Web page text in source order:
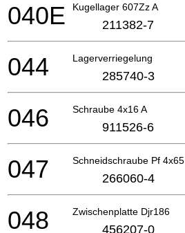
Kugellager 607Zz A
040E 211382-7
Lagerverriegelung
044 285740-3
Schraube 4x16 A
046 911526-6
Schneidschraube Pf 4x65
047 266060-4
Zwischenplatte Djr186
048 456207-0